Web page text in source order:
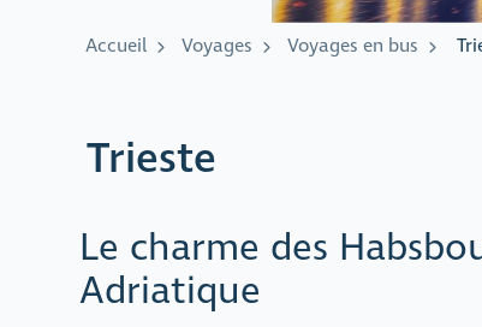
Accueil Voyages Voyages en bus
Trieste
Le charme des
Adriatique